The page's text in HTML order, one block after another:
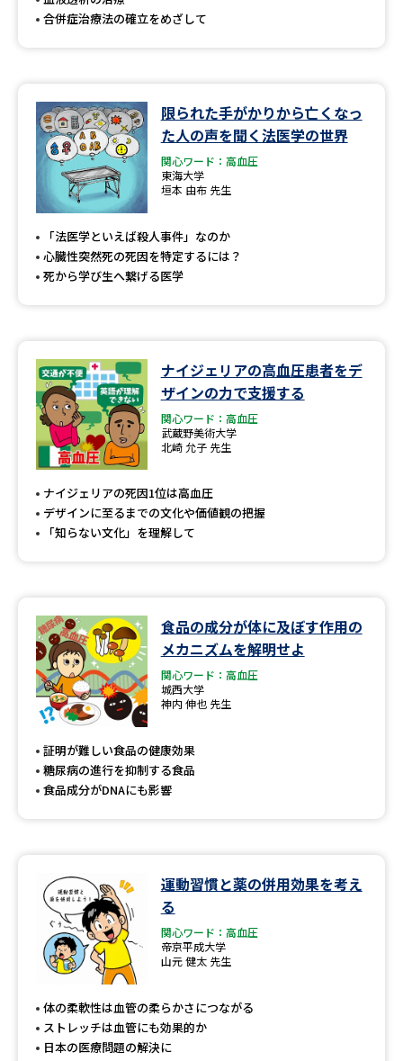
合併症治療法の確立をめざして
限られた手がかりから亡くなっ
た人の声を聞く法医学の世界
関心ワード：高血圧
東海大学
垣本 由布 先生
「法医学といえば殺人事件」なのか
心臓性突然死の死因を特定するには？
死から学び生へ繋げる医学
ナイジェリアの高血圧患者をデ
ザインの力で支援する
関心ワード：高血圧
武蔵野美術大学
北崎 允子 先生
ナイジェリアの死因1位は高血圧
デザインに至るまでの文化や価値観の把握
「知らない文化」を理解して
食品の成分が体に及ぼす作用の
メカニズムを解明せよ
関心ワード：高血圧
城西大学
神内 伸也 先生
証明が難しい食品の健康効果
糖尿病の進行を抑制する食品
食品成分がDNAにも影響
運動習慣と薬の併用効果を考え
る
関心ワード：高血圧
帝京平成大学
山元 健太 先生
体の柔軟性は血管の柔らかさにつながる
ストレッチは血管にも効果的か
日本の医療問題の解決に